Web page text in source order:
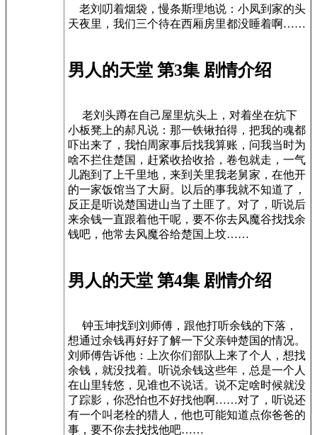
老刘叨着烟袋，慢条斯理地说：小凤到家的头
天夜里，我们三个待在西厢房里都没睡着啊……
男人的天堂 第3集 剧情介绍
老刘头蹲在自己屋里炕头上，对着坐在炕下
小板凳上的郝凡说：那一铁锹拍得，把我的魂都
吓出来了，我怕周家事后找我算账，问我当时为
啥不拦住楚国，赶紧收拾收拾，卷包就走，一气
儿跑到了上千里地，来到关里我老舅家，在他开
的一家饭馆当了大厨。以后的事我就不知道了，
反正是听说楚国进山当了土匪了。对了，听说后
来余钱一直跟着他干呢，要不你去风魔谷找找余
钱吧，他常去风魔谷给楚国上坟……
男人的天堂 第4集 剧情介绍
钟玉坤找到刘师傅，跟他打听余钱的下落，
想通过余钱再好好了解一下父亲钟楚国的情况。
刘师傅告诉他：上次你们部队上来了个人，想找
余钱，就没找着。听说余钱这些年，总是一个人
在山里转悠，见谁也不说话。说不定啥时候就没
了踪影，你恐怕也不好找他啊……对了，听说还
有一个叫老栓的猎人，他也可能知道点你爸爸的
事，要不你去找找他吧……